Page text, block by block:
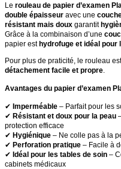
Le rouleau de papier d’examen
double épaisseur avec une
résistant mais doux garantit
Grâce à la combinaison d’une
papier esthydrofuge et idéal pour
Pour plus de praticité, le rouleau
détachement facile et propre
Avantages du papier d’examen
✔ Imperméable – Parfait pour les
✔ Résistant et doux pour la peau
protection efficace
✔ Hygiénique – Ne colle pas à la
✔ Perforation pratique – Facile à
✔ Idéal pour les tables de soin –
cabinets médicaux